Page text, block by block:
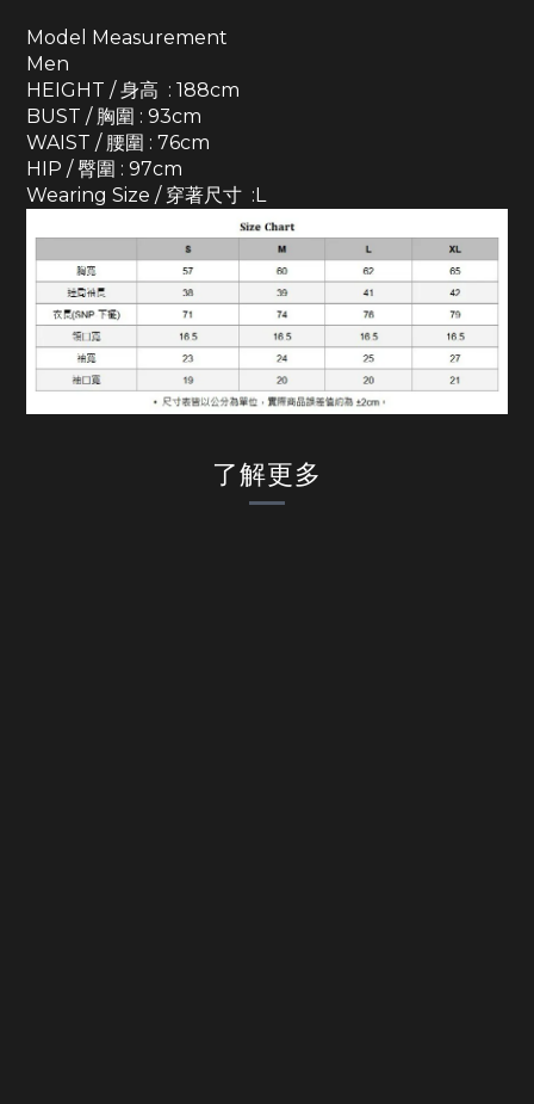
Model Measurement
Men
HEIGHT / 身高 : 188cm
BUST / 胸圍 : 93cm
WAIST / 腰圍 : 76cm
HIP / 臀圍 : 97cm
Wearing Size / 穿著尺寸 :L
了解更多